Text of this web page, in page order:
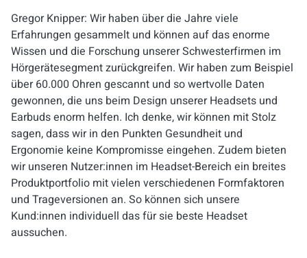
Gregor Knipper: Wir haben über die Jahre viele
Erfahrungen gesammelt und können auf das enorme
Wissen und die Forschung unserer Schwesterfirmen im
Hörgerätesegment zurückgreifen. Wir haben zum Beispiel
über 60.000 Ohren gescannt und so wertvolle Daten
gewonnen, die uns beim Design unserer Headsets und
Earbuds enorm helfen. Ich denke, wir können mit Stolz
sagen, dass wir in den Punkten Gesundheit und
Ergonomie keine Kompromisse eingehen. Zudem bieten
wir unseren Nutzer:innen im Headset-Bereich ein breites
Produktportfolio mit vielen verschiedenen Formfaktoren
und Trageversionen an. So können sich unsere
Kund:innen individuell das für sie beste Headset
aussuchen.